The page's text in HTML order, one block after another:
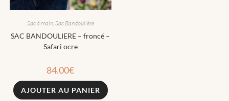
Sac à main,Sac Bandoulière
SAC BANDOULIERE – froncé –
Safari ocre
84.00€
AJOUTER AU PANIER